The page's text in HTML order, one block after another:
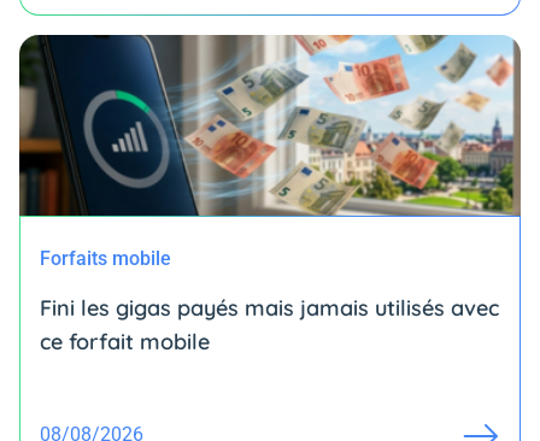
Forfaits mobile
Fini les gigas payés mais jamais utilisés avec
ce forfait mobile
08/08/2026